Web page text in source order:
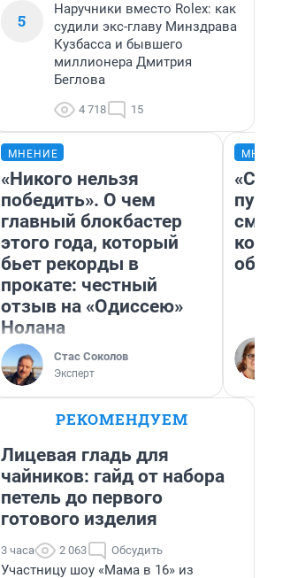
5
Наручники вместо Rolex: как
судили экс-главу Минздрава
Кузбасса и бывшего
миллионера Дмитрия
Беглова
4 718 15
МНЕНИЕ
«Никого нельзя
победить». О чем
главный блокбастер
этого года, который
бьет рекорды в
прокате: честный
отзыв на «Одиссею»
Нолана
Стас Соколов
Эксперт
РЕКОМЕНДУЕМ
Лицевая гладь для
чайников: гайд от набора
петель до первого
готового изделия
3 часа 2 063 Обсудить
Участницу шоу «Мама в 16» из